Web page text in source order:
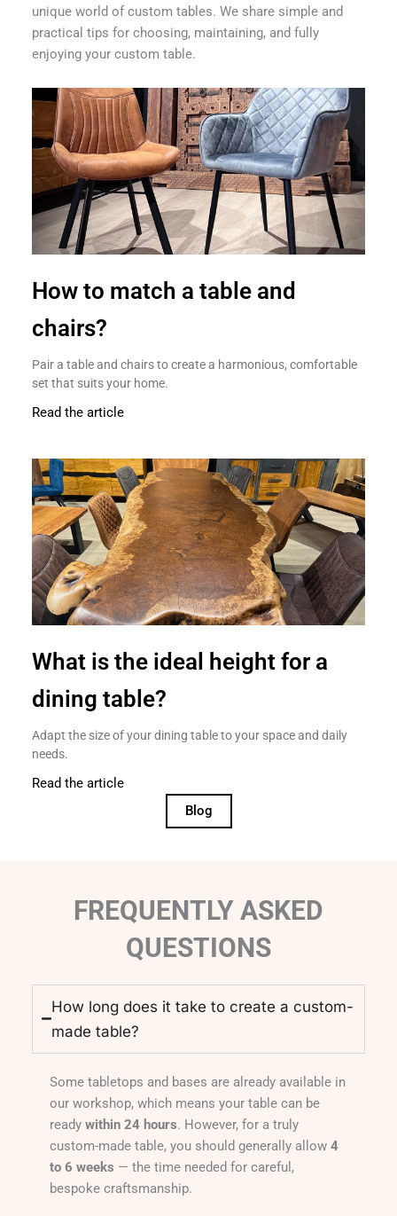
unique world of custom tables. We share simple and
practical tips for choosing, maintaining, and fully
enjoying your custom table.
How to match a table and
chairs?
Pair a table and chairs to create a harmonious, comfortable
set that suits your home.
Read the article
What is the ideal height for a
dining table?
Adapt the size of your dining table to your space and daily
needs.
Read the article
Blog
FREQUENTLY ASKED
QUESTIONS
How long does it take to create a custom-
made table?
Some tabletops and bases are already available in
our workshop, which means your table can be
ready within 24 hours. However, for a truly
custom-made table, you should generally allow 4
to 6 weeks — the time needed for careful,
bespoke craftsmanship.